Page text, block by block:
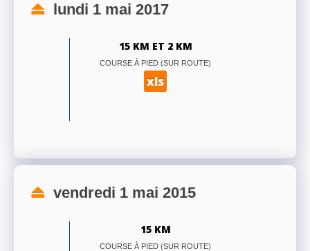
lundi 1 mai 2017
15 KM ET 2 KM
COURSE À PIED (SUR ROUTE)
xls
vendredi 1 mai 2015
15 KM
COURSE À PIED (SUR ROUTE)